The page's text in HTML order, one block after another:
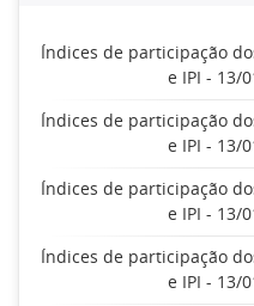
Índices de participação
e IPI - 13/
Índices de participação
e IPI - 13/
Índices de participação
e IPI - 13/
Índices de participação
e IPI - 13/